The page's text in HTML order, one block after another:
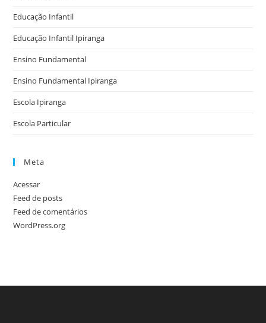
Educação Infantil
Educação Infantil Ipiranga
Ensino Fundamental
Ensino Fundamental Ipiranga
Escola Ipiranga
Escola Particular
Meta
Acessar
Feed de posts
Feed de comentários
WordPress.org